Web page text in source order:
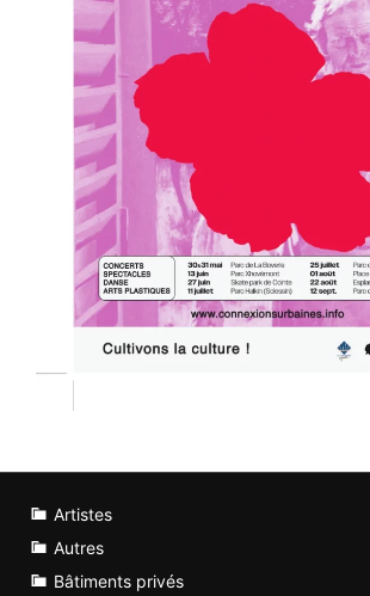
Artistes
Autres
Bâtiments privés